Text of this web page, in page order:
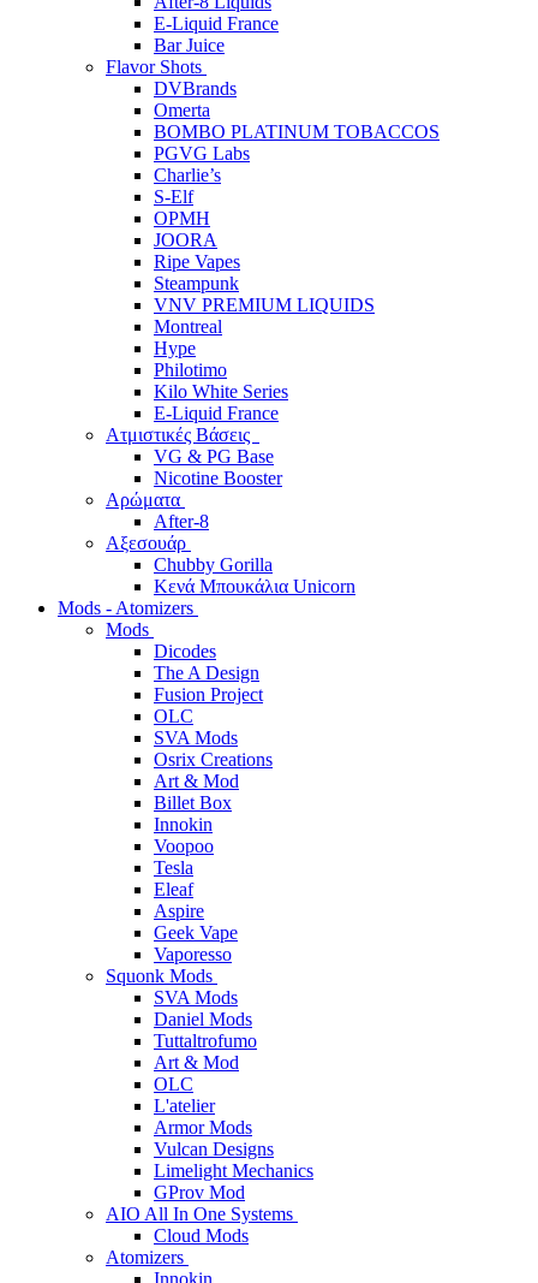
E-Liquid France
Bar Juice
Flavor Shots
DVBrands
Omerta
BOMBO PLATINUM TOBACCOS
PGVG Labs
Charlie’s
S-Elf
OPMH
JOORA
Ripe Vapes
Steampunk
VNV PREMIUM LIQUIDS
Montreal
Hype
Philotimo
Kilo White Series
E-Liquid France
Ατμιστικές Βάσεις
VG & PG Base
Nicotine Booster
Αρώματα
After-8
Αξεσουάρ
Chubby Gorilla
Κενά Μπουκάλια Unicorn
Mods - Atomizers
Mods
Dicodes
The A Design
Fusion Project
OLC
SVA Mods
Osrix Creations
Art & Mod
Billet Box
Innokin
Voopoo
Tesla
Eleaf
Aspire
Geek Vape
Vaporesso
Squonk Mods
SVA Mods
Daniel Mods
Tuttaltrofumo
Art & Mod
OLC
L'atelier
Armor Mods
Vulcan Designs
Limelight Mechanics
GProv Mod
AIO All In One Systems
Cloud Mods
Atomizers
Innokin